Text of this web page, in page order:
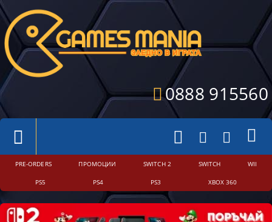
0888 915560
PRE-ORDERS ПРОМОЦИИ SWITCH 2 SWITCH WII
PS5 PS4 PS3 XBOX 360